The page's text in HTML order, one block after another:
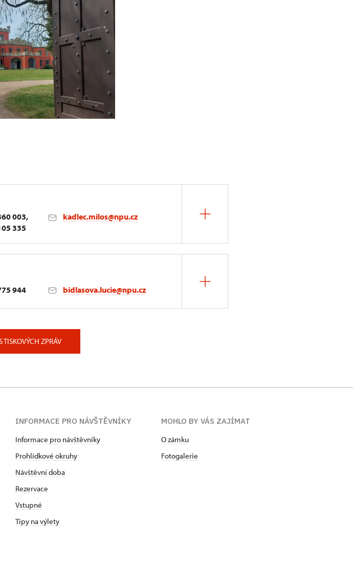
003,
335
kadlec.milos@npu.cz
944 bidlasova.lucie@npu.cz
TISKOVÝCH ZPRÁV
INFORMACE PRO NÁVŠTĚVNÍKY
Informace pro návštěvníky
Prohlídkové okruhy
Návštěvní doba
Rezervace
Vstupné
Tipy na výlety
MOHLO BY VÁS ZAJÍMAT
O zámku
Fotogalerie